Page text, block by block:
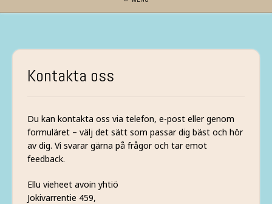
Kontakta oss
Du kan kontakta oss via telefon, e-post eller genom
formuläret – välj det sätt som passar dig bäst och hör
av dig. Vi svarar gärna på frågor och tar emot
feedback.
Ellu vieheet avoin yhtiö
Jokivarrentie 459,